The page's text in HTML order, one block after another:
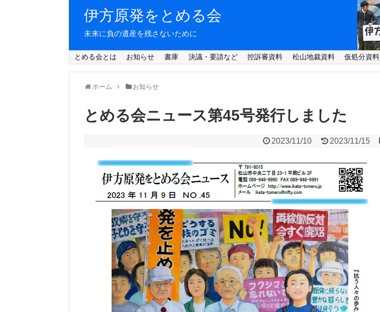
伊方原発をとめる会
未来に負の遺産を残さないために
とめる会とは お知らせ 書庫 決議・要請など 控訴審資料 松山地裁資料 仮処分資料
ホーム お知らせ
とめる会ニュース第45号発行しました
2023/11/10 2023/11/15